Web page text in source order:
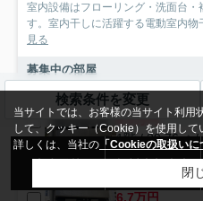
室内設備はフローリング・洗面台
す。室内干しに活躍する電動室内
見る
募集中の部屋
103
6.5万円
1階 / 39.76㎡ /
6.7万円
検索条件を変更
来店予約 無料売却査定
当サイトでは、お客様の当サイト利用
して、クッキー（Cookie）を使用して
詳しくは、当社の 「Cookieの取扱いに
閉